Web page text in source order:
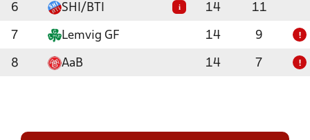
6 SHI/BTI i 14 11
7 Lemvig GF 14 9 !
8 AaB 14 7 !